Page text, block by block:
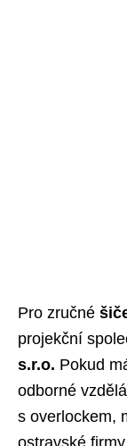
Pro zručné
projekční
s.r.o. Pokud
odborné
s overlockem,
ostravské